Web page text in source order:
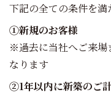
下記の全ての条件を
①新規のお客様
※過去に当社へご来場
なります
②1年以内に新築のご